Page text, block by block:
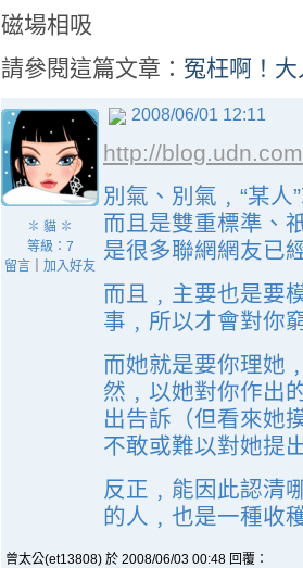
磁場相吸
請參閱這篇文章： 冤枉啊！大
✽ 貓 ✽
等級：7
留言
加入好友
2008/06/01 12:11
http://
別氣、別氣﹐“某
而且是雙重標準、
是很多聯網網友已
而且﹐主要也是要
事﹐所以才會對你
而她就是要你理她
然﹐以她對你作出
出告訴（但看來她
不敢或難以對她提
反正﹐能因此認清
的人﹐也是一種收
曾太公(et13808) 於 2008/06/03 00:48 回覆：